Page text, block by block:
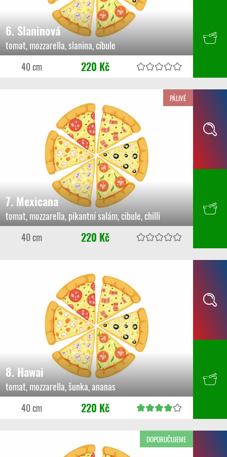
6. Slaninová
tomat, mozzarella, slanina, cibule
40 cm
220 Kč
PÁLIVÉ
7. Mexicana
tomat, mozzarella, pikantní salám, cibule, chilli
40 cm
220 Kč
8. Hawai
tomat, mozzarella, šunka, ananas
40 cm
220 Kč
DOPORUČUJEME